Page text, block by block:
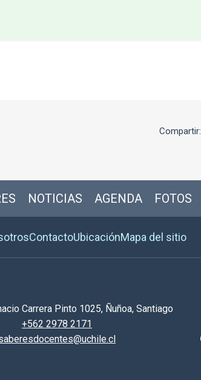
Compartir:
NOTICIAS AGENDA FOTOS
ContactoUbicaciónMapa del sitio
Carrera Pinto 1025, Ñuñoa, Santiago
+562 2978 2171